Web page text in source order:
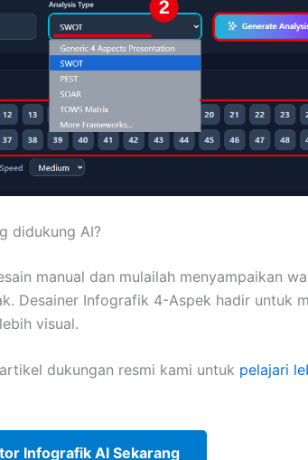
didukung AI?
manual dan mulailah menyampaikan
Desainer Infografik 4-Aspek hadir untuk
visual.
dukungan resmi kami untuk pelajari
Infografik AI Sekarang